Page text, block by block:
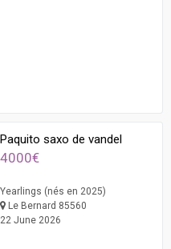
Paquito saxo de vandel
4000€
Yearlings (nés en 2025)
Le Bernard 85560
22 June 2026